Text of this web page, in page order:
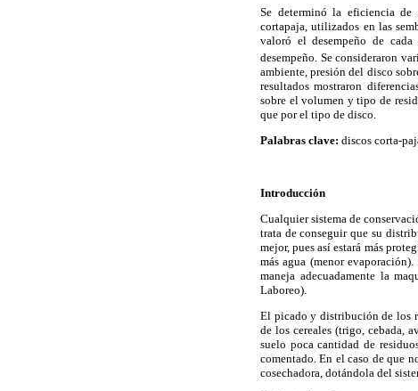
Se determinó la eficiencia
cortapaja, utilizados en las
valoró el desempeño de
desempeño. Se consideraron
ambiente, presión del disco
resultados mostraron
sobre el volumen y tipo de
que por el tipo de disco.
Palabras clave: discos corta-
Introducción
Cualquier sistema de
trata de conseguir que su
mejor, pues así estará más
más agua (menor
maneja adecuadamente la
Laboreo).
El picado y distribución de los
de los cereales (trigo, cebada,
suelo poca cantidad de
comentado. En el caso de que
cosechadora, dotándola del